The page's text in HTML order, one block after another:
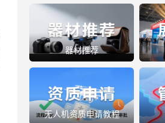
器材推荐
无人机资质申请教程